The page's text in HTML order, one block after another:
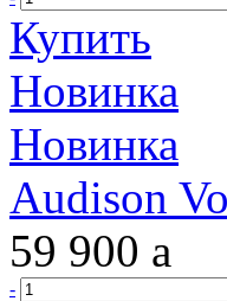
Купить
Новинка
Новинка
Audison
59 900 a
-